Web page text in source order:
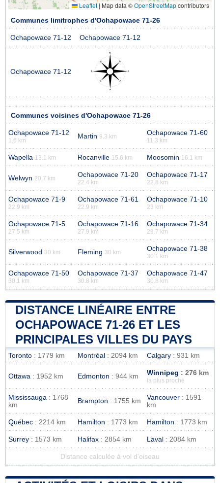
Leaflet | Map data ©OpenStreetMapcontributors
Communes limitrophes d'Ochapowace 71-26
Ochapowace 71-12 Ochapowace 71-12
Ochapowace 71-12
Communes voisines d'Ochapowace 71-26
Ochapowace 71-12
1.6 km
Martin 9.3 km Ochapowace 71-60
11.3 km
Wapella 13.1 km Rocanville 15.6 km Moosomin 16.1 km
Welwyn 20.7 km Ochapowace 71-20
22.4 km
Ochapowace 71-17
22.8 km
Ochapowace 71-9
22.9 km
Ochapowace 71-61
22.9 km
Ochapowace 71-10
23 km
Ochapowace 71-5
27.5 km
Ochapowace 71-16
27.9 km
Ochapowace 71-34
29.7 km
Silverwood 30 km Fleming 30 km Ochapowace 71-38
30.1 km
Ochapowace 71-50
30.1 km
Ochapowace 71-37
30.8 km
Ochapowace 71-47
30.8 km
DISTANCE LINÉAIRE ENTRE
OCHAPOWACE 71-26 ET LES
PRINCIPALES VILLES DU PAYS
Toronto : 1779 km Montréal : 2094 km Calgary : 931 km
Ottawa : 1952 km Edmonton : 944 km Winnipeg : 276 km
la plus proche
Mississauga : 1768
km
Brampton : 1755 km Vancouver : 1591
km
Québec : 2214 km Hamilton : 1773 km Hamilton : 1773 km
Surrey : 1573 km Halifax : 2854 km Laval : 2084 km
Distance calculée à vol d'oiseau